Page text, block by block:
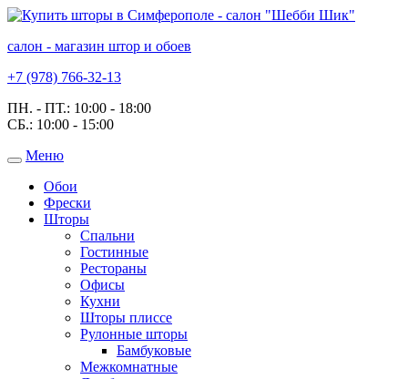
салон - магазин штор и обоев
+7 (978) 766-32-13
ПН. - ПТ.: 10:00 - 18:00
СБ.: 10:00 - 15:00
Toggle
navigation
Меню
Обои
Фрески
Шторы
Спальни
Гостинные
Рестораны
Офисы
Кухни
Шторы плиссе
Рулонные шторы
Бамбуковые
Межкомнатные